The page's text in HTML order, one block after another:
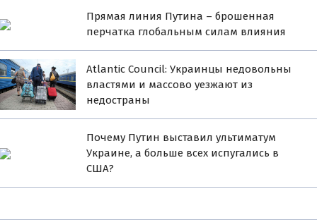
Прямая линия Путина – брошенная
перчатка глобальным силам влияния
Atlantic Council: Украинцы недовольны
властями и массово уезжают из
недостраны
Почему Путин выставил ультиматум
Украине, а больше всех испугались в
США?